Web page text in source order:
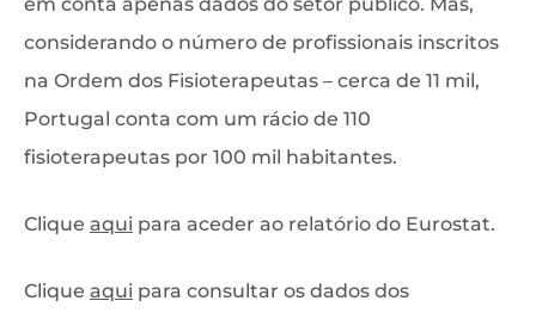
considerando o número de profissionais inscritos
na Ordem dos Fisioterapeutas – cerca de 11 mil,
Portugal conta com um rácio de 110
fisioterapeutas por 100 mil habitantes.
Clique aqui para aceder ao relatório do Eurostat.
Clique aqui para consultar os dados dos